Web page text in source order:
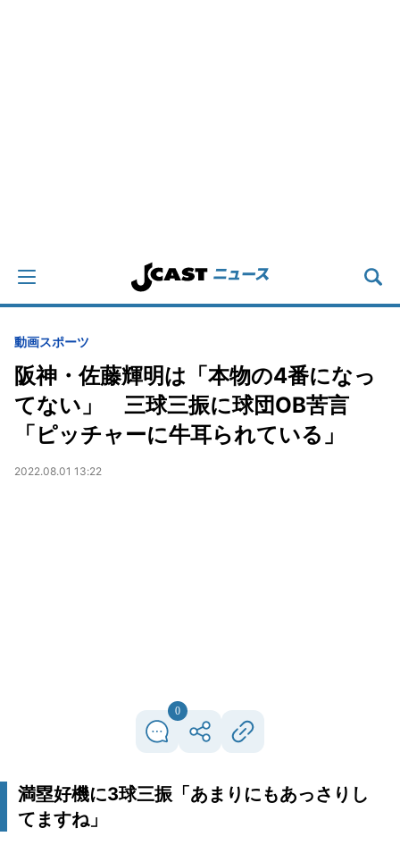
動画スポーツ
阪神・佐藤輝明は「本物の4番になっ
てない」 三球三振に球団OB苦言
「ピッチャーに牛耳られている」
2022.08.01 13:22
0
満塁好機に3球三振「あまりにもあっさりし
てますね」